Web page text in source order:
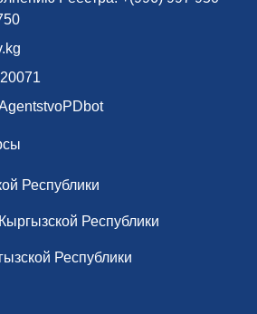
Республики
Республики
Республики